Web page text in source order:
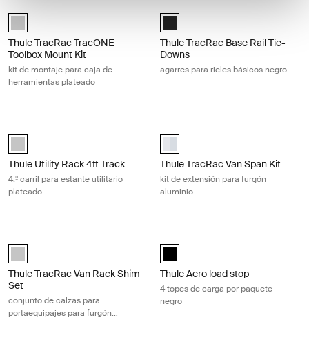
Silver (selected)
Thule TracRac TracONE
Toolbox Mount Kit
kit de montaje para caja de
herramientas plateado
Black (selected)
Thule TracRac Base Rail Tie-
Downs
agarres para rieles básicos negro
Silver (selected)
Thule Utility Rack 4ft Track
4.º carril para estante utilitario
plateado
aluminium (selected)
Thule TracRac Van Span Kit
kit de extensión para furgón
aluminio
Silver (selected)
Thule TracRac Van Rack Shim
Set
conjunto de calzas para
portaequipajes para furgón
Thule Aero load stop Negro
Thule Aero load stop
4 topes de carga por paquete
negro